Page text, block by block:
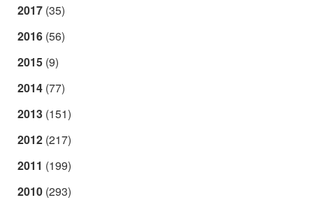
2017 (35)
2016 (56)
2015 (9)
2014 (77)
2013 (151)
2012 (217)
2011 (199)
2010 (293)